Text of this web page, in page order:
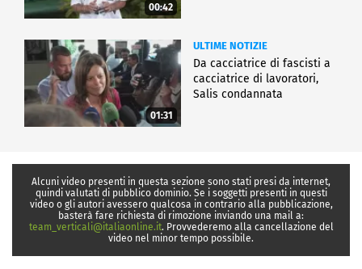
00:42
01:31
ULTIME NOTIZIE
Da cacciatrice di fascisti a
cacciatrice di lavoratori,
Salis condannata
Alcuni video presenti in questa sezione sono stati presi da internet,
quindi valutati di pubblico dominio. Se i soggetti presenti in questi
video o gli autori avessero qualcosa in contrario alla pubblicazione,
basterà fare richiesta di rimozione inviando una mail a:
team_verticali@italiaonline.it. Provvederemo alla cancellazione del
video nel minor tempo possibile.